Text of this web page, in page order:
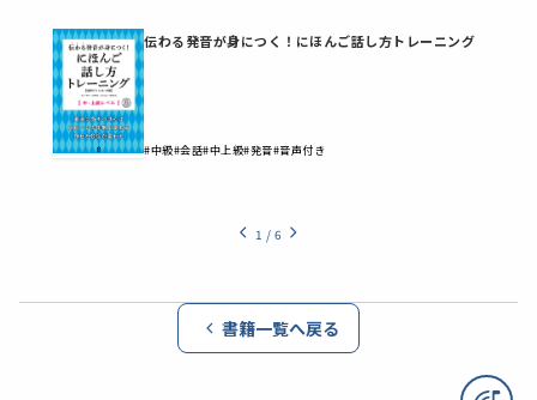
伝わる発音が身につく！にほんご話し方トレーニング
#中級#会話#中上級#発音#音声付き
1 / 6
書籍一覧へ戻る